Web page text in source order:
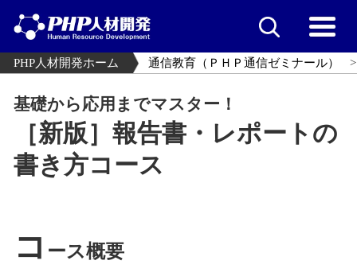
PHP人材開発ホーム 通信教育（ＰＨＰ通信ゼミナール）
基礎から応用までマスター！
［新版］報告書・レポートの
書き方コース
コ ース概要